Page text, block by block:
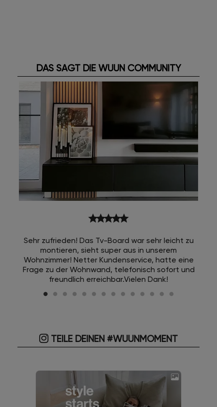
DAS SAGT DIE WUUN COMMUNITY
starstarstarstarstar
Sehr zufrieden! Das Tv-Board war sehr leicht zu
montieren, sieht super aus in unserem
Wohnzimmer! Netter Kundenservice, hatte eine
Frage zu der Wohnwand, telefonisch sofort und
freundlich erreichbar.Vielen Dank!
TEILE DEINEN #WUUNMOMENT